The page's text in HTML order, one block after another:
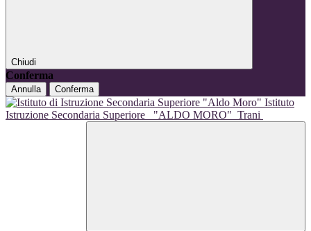
Chiudi
Conferma
Annulla Conferma
Istituto
Istruzione Secondaria Superiore
"ALDO MORO" Trani